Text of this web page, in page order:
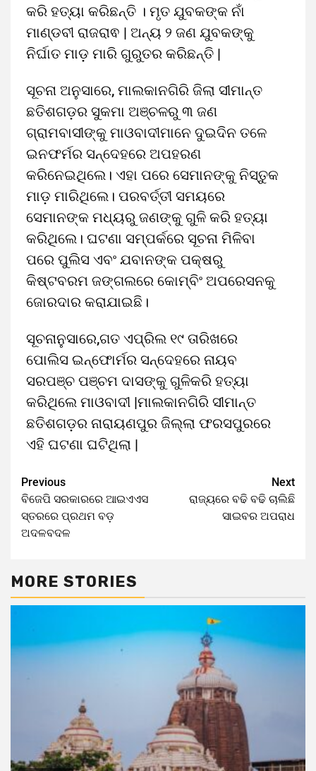
କରି ହତ୍ୟା କରିଛନ୍ତି । ମୃତ ଯୁବକଙ୍କ ନାଁ
ମାଣ୍ଡବୀ ରାଜରାଵ | ଅନ୍ୟ ୨ ଜଣ ଯୁବକଙ୍କୁ
ନିର୍ଘାତ ମାଡ଼ ମାରି ଗୁରୁତର କରିଛନ୍ତି |
ସୂଚନା ଅନୁସାରେ, ମାଲକାନଗିରି ଜିଲା ସୀମାନ୍ତ
ଛତିଶଗଡ଼ର ସୁକମା ଅଞ୍ଚଳରୁ ୩ ଜଣ
ଗ୍ରାମବାସୀଙ୍କୁ ମାଓବାଦୀମାନେ ଦୁଇଦିନ ତଳେ
ଇନଫର୍ମର ସନ୍ଦେହରେ ଅପହରଣ
କରିନେଇଥିଲେ। ଏହା ପରେ ସେମାନଙ୍କୁ ନିସ୍ତୁକ
ମାଡ଼ ମାରିଥିଲେ। ପରବର୍ତ୍ତୀ ସମୟରେ
ସେମାନଙ୍କ ମଧ୍ୟରୁ ଜଣଙ୍କୁ ଗୁଳି କରି ହତ୍ୟା
କରିଥିଲେ। ଘଟଣା ସମ୍ପର୍କରେ ସୂଚନା ମିଳିବା
ପରେ ପୁଲିସ ଏବଂ ଯବାନଙ୍କ ପକ୍ଷରୁ
କିଷ୍ଟବରମ ଜଙ୍ଗଲରେ କୋମ୍ବିଂ ଅପରେସନକୁ
ଜୋରଦାର କରାଯାଇଛି।
ସୂଚନାନୁସାରେ,ଗତ ଏପ୍ରିଲ ୧୯ ତାରିଖରେ
ପୋଲିସ ଇନ୍ଫୋର୍ମର ସନ୍ଦେହରେ ନାୟବ
ସରପଞ୍ଚ ପଞ୍ଚମ ଦାସଙ୍କୁ ଗୁଳିକରି ହତ୍ୟା
କରିଥିଲେ ମାଓବାଦୀ |ମାଲକାନଗିରି ସୀମାନ୍ତ
ଛତିଶଗଡ଼ର ନାରାୟଣପୁର ଜିଲ୍ଲା ଫରସପୁରରେ
ଏହି ଘଟଣା ଘଟିଥିଲା |
Previous
ବିଜେପି ସରକାରରେ ଆଇଏଏସ
ସ୍ତରରେ ପ୍ରଥମ ବଡ଼
ଅଦଳବଦଳ
Next
ରାଜ୍ୟରେ ବଢି ବଢି ଚାଲିଛି
ସାଇବର ଅପରାଧ
MORE STORIES